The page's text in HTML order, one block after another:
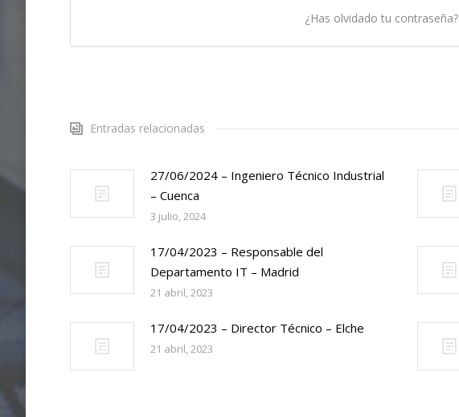
¿Has olvidado tu contraseña?
Entradas relacionadas
27/06/2024 – Ingeniero Técnico Industrial
– Cuenca
3 julio, 2024
17/04/2023 – Responsable del
Departamento IT – Madrid
21 abril, 2023
17/04/2023 – Director Técnico – Elche
21 abril, 2023